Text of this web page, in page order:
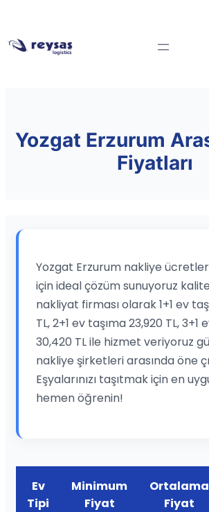
Yozgat Erzurum
Fiyatları
Yozgat Erzurum nakliye
için ideal çözüm sunuyoruz
nakliyat firması olarak 1+1 ev
TL, 2+1 ev taşıma 23,920 TL, 3+1
30,420 TL ile hizmet veriyoruz
nakliye şirketleri arasında öne
Eşyalarınızı taşıtmak için en
hemen öğrenin!
Ev
Tipi
Minimum
Fiyat
Ortalama
Fiyat